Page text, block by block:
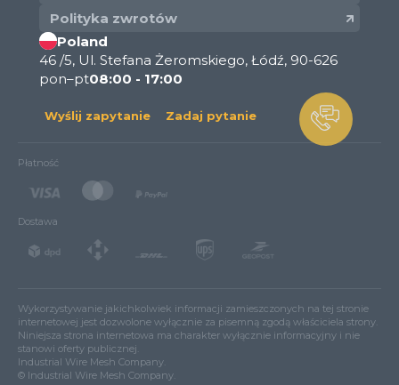
Polityka zwrotów
Poland
46 /5, Ul. Stefana Żeromskiego, Łódź, 90-626
pon–pt08:00 - 17:00
Wyślij zapytanie Zadaj pytanie
Płatność
Dostawa
Wykorzystywanie jakichkolwiek informacji zamieszczonych na tej stronie
internetowej jest dozwolone wyłącznie za pisemną zgodą właściciela strony.
Niniejsza strona internetowa ma charakter wyłącznie informacyjny i nie
stanowi oferty publicznej.
Industrial Wire Mesh Company.
© Industrial Wire Mesh Company.